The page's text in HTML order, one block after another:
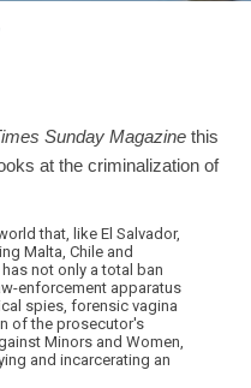
Sunday Magazine this
at the criminalization of
that, like El Salvador,
Malta, Chile and
not only a total ban
enforcement apparatus
spies, forensic vagina
of the prosecutor's
Minors and Women,
and incarcerating an